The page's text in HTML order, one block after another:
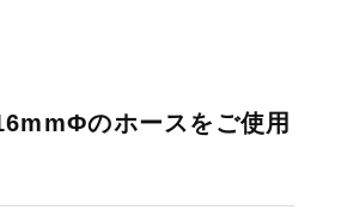
のホースをご使用